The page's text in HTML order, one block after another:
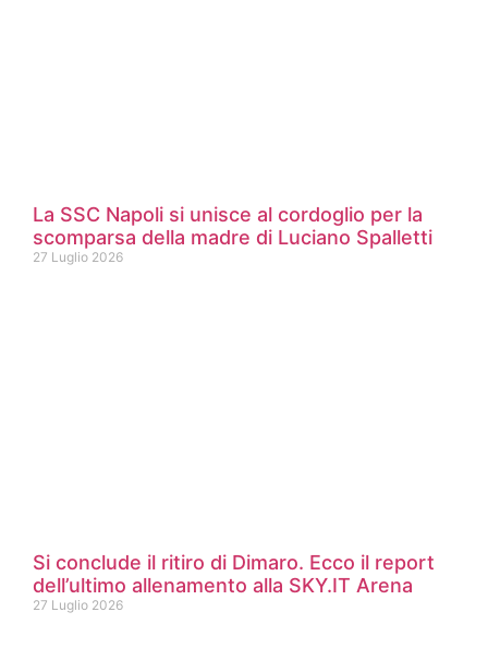
La SSC Napoli si unisce al cordoglio per la
scomparsa della madre di Luciano Spalletti
27 Luglio 2026
Si conclude il ritiro di Dimaro. Ecco il report
dell’ultimo allenamento alla SKY.IT Arena
27 Luglio 2026